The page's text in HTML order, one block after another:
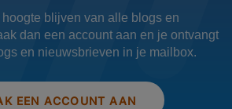
blijven van alle blogs en
dan een account aan en je ontvangt
en nieuwsbrieven in je mailbox.
EEN ACCOUNT AAN